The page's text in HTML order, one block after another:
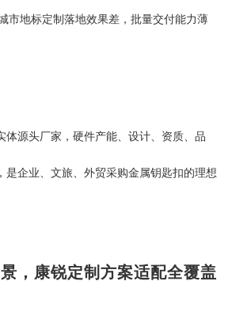
市地标定制落地效果差，批量交付能力薄
体源头厂家，硬件产能、设计、资质、品
是企业、文旅、外贸采购金属钥匙扣的理想
，康锐定制方案适配全覆盖